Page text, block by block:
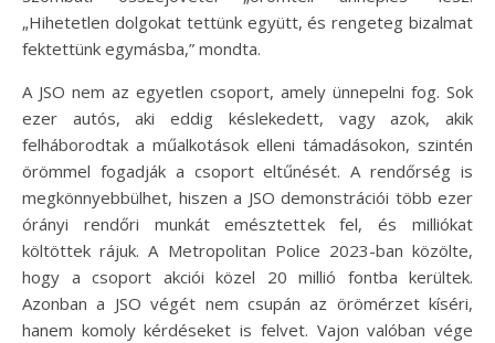
„Hihetetlen dolgokat tettünk együtt, és rengeteg bizalmat
fektettünk egymásba,” mondta.
A JSO nem az egyetlen csoport, amely ünnepelni fog. Sok
ezer autós, aki eddig késlekedett, vagy azok, akik
felháborodtak a műalkotások elleni támadásokon, szintén
örömmel fogadják a csoport eltűnését. A rendőrség is
megkönnyebbülhet, hiszen a JSO demonstrációi több ezer
órányi rendőri munkát emésztettek fel, és milliókat
költöttek rájuk. A Metropolitan Police 2023-ban közölte,
hogy a csoport akciói közel 20 millió fontba kerültek.
Azonban a JSO végét nem csupán az örömérzet kíséri,
hanem komoly kérdéseket is felvet. Vajon valóban vége